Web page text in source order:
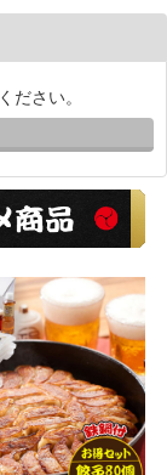
ださい。